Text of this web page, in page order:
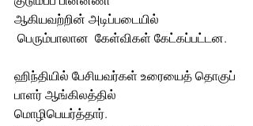
ஆகியவற்றின் அடிப்படையில்
பெரும்பாலான  கேள்விகள் கேட்கப்பட்டன.
ஹிந்தியில் பேசியவர்கள் உரையைத் தொகுப்
பாளர் ஆங்கிலத்தில்
மொழிபெயர்த்தார்.